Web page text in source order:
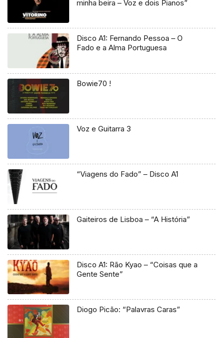
minha beira – Voz e dois Pianos”
Disco A1: Fernando Pessoa – O
Fado e a Alma Portuguesa
Bowie70 !
Voz e Guitarra 3
“Viagens do Fado” – Disco A1
Gaiteiros de Lisboa – “A História”
Disco A1: Rão Kyao – “Coisas que a
Gente Sente”
Diogo Picão: “Palavras Caras”